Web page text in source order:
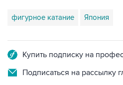
фигурное катание Япония
Купить подписку на
Подписаться на рассылку